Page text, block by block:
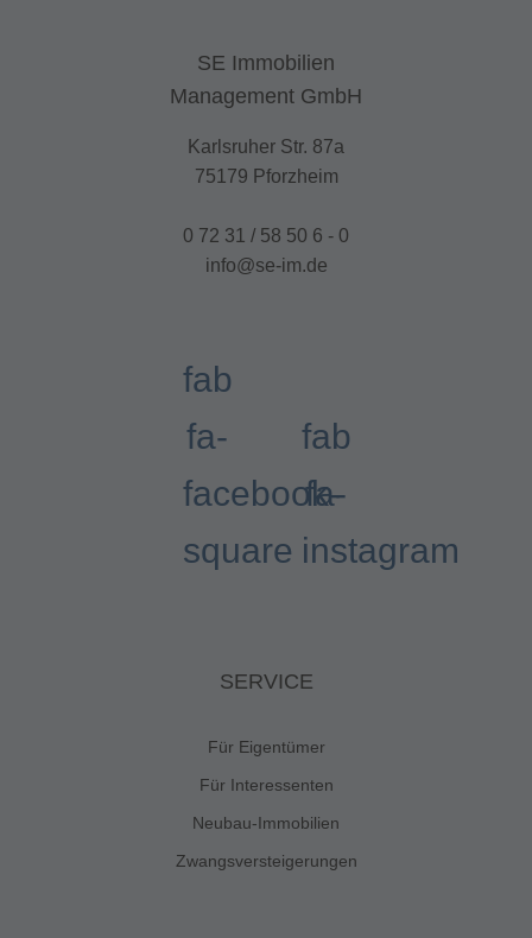
SE Immobilien
Management GmbH
Karlsruher Str. 87a
75179 Pforzheim
0 72 31 / 58 50 6 - 0
info@se-im.de
fab
fa-
facebook-
square
fab
fa-
instagram
SERVICE
Für Eigentümer
Für Interessenten
Neubau-Immobilien
Zwangsversteigerungen